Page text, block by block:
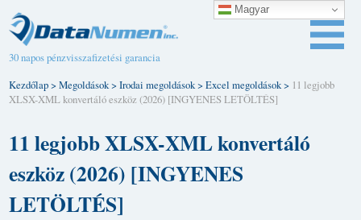
30 napos pénzvisszafizetési garancia
Kezdőlap>Megoldások>Irodai megoldások>Excel megoldások> 11 legjobb
XLSX-XML konvertáló eszköz (2026) [INGYENES LETÖLTÉS]
11 legjobb XLSX-XML konvertáló
eszköz (2026) [INGYENES
LETÖLTÉS]
Magyar